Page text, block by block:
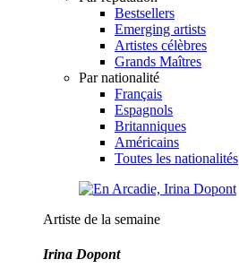
Bestsellers
Emerging artists
Artistes célèbres
Grands Maîtres
Par nationalité
Français
Espagnols
Britanniques
Américains
Toutes les nationalités
Artiste de la semaine
Irina Dopont